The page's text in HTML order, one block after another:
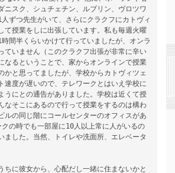
ニスク、シュチェチン、ルブリン、ヴロツワ
ずつ先生がいて、さらにクラクフにカトヴィ
て授業をしに出張しています。私も毎週火曜
間半くらいかけて行っていましたが、オンラ
ていません（このクラクフ出張が非常に辛い
なるということで、家からオンラインで授業
かと思ってましたが、学校からカトヴィツェ
速度が遅いので、テレワークとはいえ学校に
うにとの通告がありました。学校は近くて授
なそこにあるので行って授業をするのは構わ
ルの同じ階にコールセンターのオフィスがあ
の時でも一部屋に10人以上常に人がいるの
ました。当然、トイレや洗面所、エレベータ
に彼女から、心配だし一緒に住まないかと